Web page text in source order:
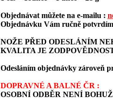
Objednávat můžete na e-mailu :
Objednávku Vám ručně
NOŽE PŘED ODESLÁNÍM
KVALITA JE
Odesláním objednávky zároveň
DOPRAVNÉ A BALNÉ ČR :
OSOBNÍ ODBĚR NENÍ